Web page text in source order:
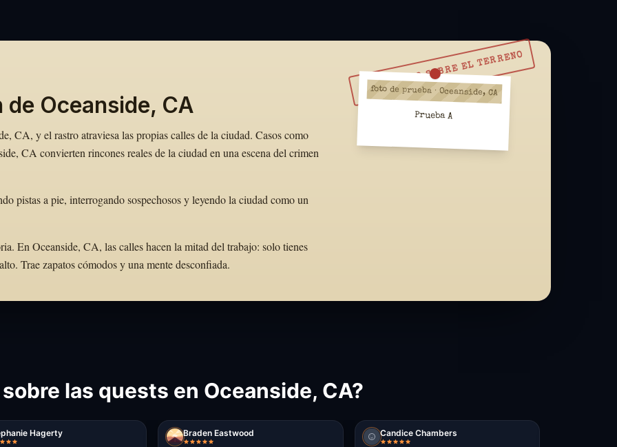
RESUÉLVELO SOBRE EL TERRENO
Oceanside, CA
CA, y el rastro atraviesa las propias calles de la ciudad. Casos como
CA convierten rincones reales de la ciudad en una escena del crimen
pistas a pie, interrogando sospechosos y leyendo la ciudad como un
En Oceanside, CA, las calles hacen la mitad del trabajo: solo tienes
Trae zapatos cómodos y una mente desconfiada.
foto de prueba · Oceanside, CA
Prueba A
las quests en Oceanside, CA?
Hagerty Braden Eastwood Candice Chambers